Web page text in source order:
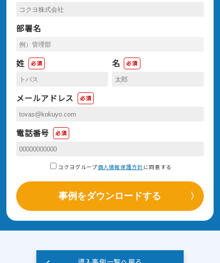
部署名
姓 必須 名 必須
メールアドレス 必須
電話番号 必須
コクヨグループ個人情報保護方針 に同意する
事例をダウンロードする